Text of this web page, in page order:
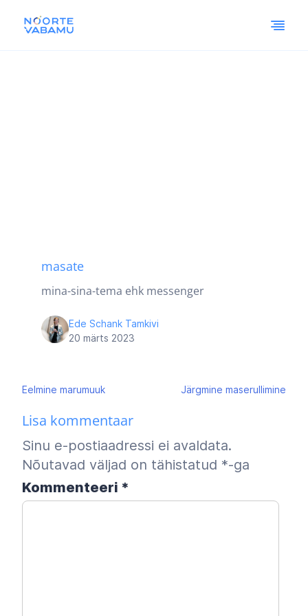
masate
mina-sina-tema ehk messenger
Ede Schank Tamkivi
20 märts 2023
Navigeerimine
Eelmine marumuuk Järgmine maserullimine
Lisa kommentaar
Sinu e-postiaadressi ei avaldata.
Nõutavad väljad on tähistatud *-ga
Kommenteeri *